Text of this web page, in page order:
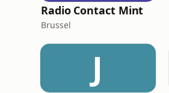
Radio Contact Mint
Brussel
J